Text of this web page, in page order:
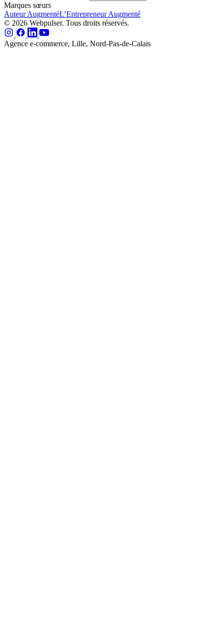
Marques sœurs
Auteur AugmentéL’Entrepreneur Augmenté
© 2026 Webpulser. Tous droits réservés.
Agence e-commerce, Lille, Nord-Pas-de-Calais